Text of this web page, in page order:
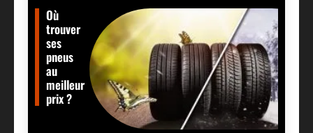
Où
trouver
ses
pneus
au
meilleur
prix ?